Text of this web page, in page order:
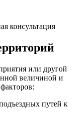
консультация
или другой
величиной и
путей к